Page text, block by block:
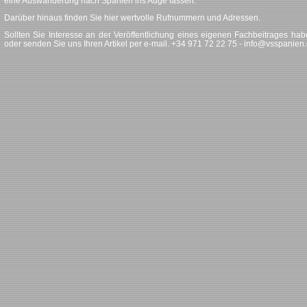
Darüber hinaus finden Sie hier wertvolle Rufnummern und Adressen.
Sollten Sie Interesse an der Veröffentlichung eines eigenen Fachbeitrages
oder senden Sie uns Ihren Artikel per e-mail. +34 971 72 22 75 -